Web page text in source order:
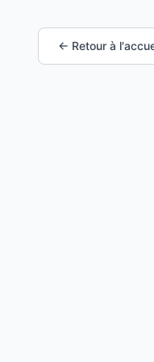
← Retour à